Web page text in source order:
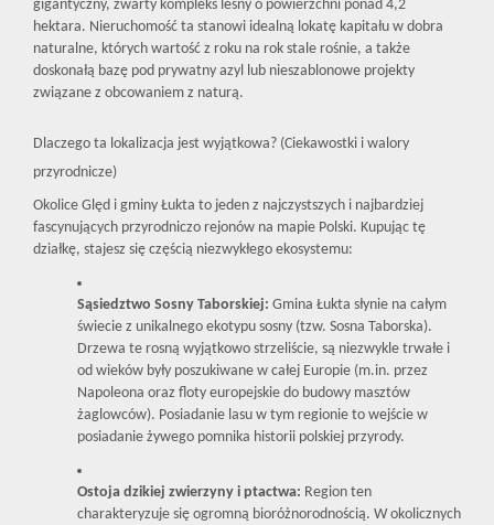
Olsztyn
Agent
gigantyczny, zwarty kompleks leśny o powierzchni ponad 4,2
hektara. Nieruchomość ta stanowi idealną lokatę kapitału w dobra
naturalne, których wartość z roku na rok stale rośnie, a także
doskonałą bazę pod prywatny azyl lub nieszablonowe projekty
związane z obcowaniem z naturą.
Dlaczego ta lokalizacja jest wyjątkowa? (Ciekawostki i walory
przyrodnicze)
Okolice Ględ i gminy Łukta to jeden z najczystszych i najbardziej
fascynujących przyrodniczo rejonów na mapie Polski. Kupując tę
działkę, stajesz się częścią niezwykłego ekosystemu:
Sąsiedztwo Sosny Taborskiej: Gmina Łukta słynie na całym
świecie z unikalnego ekotypu sosny (tzw. Sosna Taborska).
Drzewa te rosną wyjątkowo strzeliście, są niezwykle trwałe i
od wieków były poszukiwane w całej Europie (m.in. przez
Napoleona oraz floty europejskie do budowy masztów
żaglowców). Posiadanie lasu w tym regionie to wejście w
posiadanie żywego pomnika historii polskiej przyrody.
Ostoja dzikiej zwierzyny i ptactwa: Region ten
charakteryzuje się ogromną bioróżnorodnością. W okolicznych